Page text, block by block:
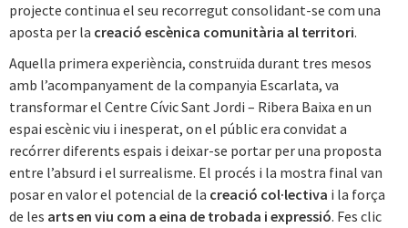
projecte continua el seu recorregut consolidant-se com una
aposta per la creació escènica comunitària al territori.
Aquella primera experiència, construïda durant tres mesos
amb l’acompanyament de la companyia Escarlata, va
transformar el Centre Cívic Sant Jordi – Ribera Baixa en un
espai escènic viu i inesperat, on el públic era convidat a
recórrer diferents espais i deixar-se portar per una proposta
entre l’absurd i el surrealisme. El procés i la mostra final van
posar en valor el potencial de la creació col·lectiva i la força
de les arts en viu com a eina de trobada i expressió. Fes clic